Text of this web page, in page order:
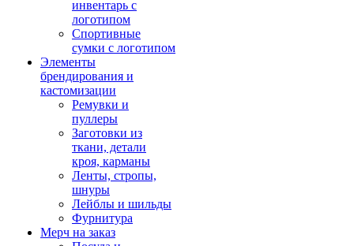
инвентарь с
логотипом
Спортивные
сумки с логотипом
Элементы
брендирования и
кастомизации
Ремувки и
пуллеры
Заготовки из
ткани, детали
кроя, карманы
Ленты, стропы,
шнуры
Лейблы и шильды
Фурнитура
Мерч на заказ